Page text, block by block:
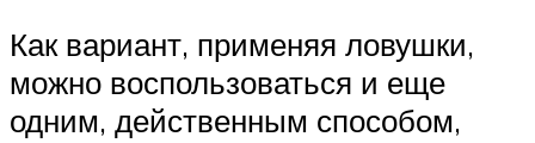
Как вариант, применяя ловушки,
можно воспользоваться и еще
одним, действенным способом,